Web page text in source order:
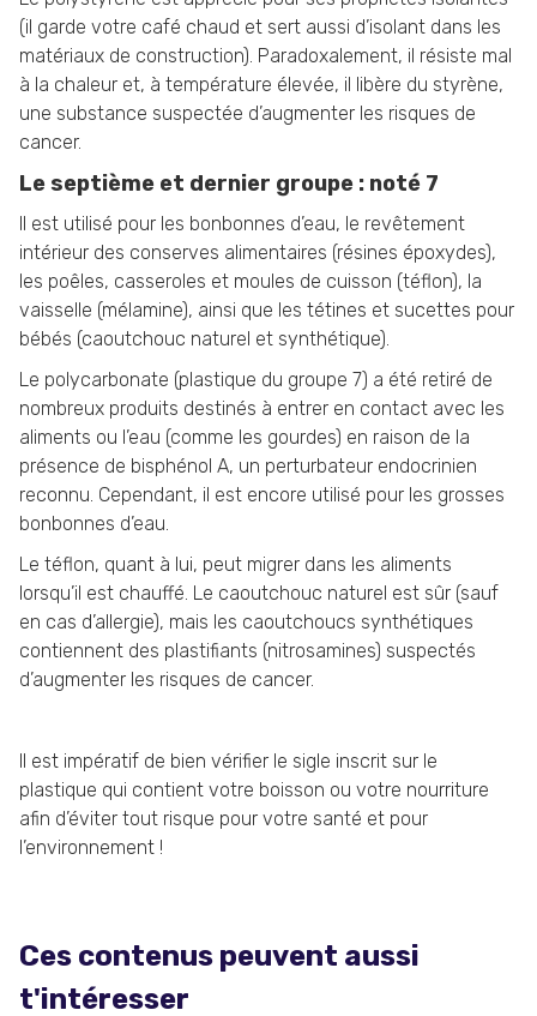
(il garde votre café chaud et sert aussi d’isolant dans les
matériaux de construction). Paradoxalement, il résiste mal
à la chaleur et, à température élevée, il libère du styrène,
une substance suspectée d’augmenter les risques de
cancer.
Le septième et dernier groupe : noté 7
Il est utilisé pour les bonbonnes d’eau, le revêtement
intérieur des conserves alimentaires (résines époxydes),
les poêles, casseroles et moules de cuisson (téflon), la
vaisselle (mélamine), ainsi que les tétines et sucettes pour
bébés (caoutchouc naturel et synthétique).
Le polycarbonate (plastique du groupe 7) a été retiré de
nombreux produits destinés à entrer en contact avec les
aliments ou l’eau (comme les gourdes) en raison de la
présence de bisphénol A, un perturbateur endocrinien
reconnu. Cependant, il est encore utilisé pour les grosses
bonbonnes d’eau.
Le téflon, quant à lui, peut migrer dans les aliments
lorsqu’il est chauffé. Le caoutchouc naturel est sûr (sauf
en cas d’allergie), mais les caoutchoucs synthétiques
contiennent des plastifiants (nitrosamines) suspectés
d’augmenter les risques de cancer.
Il est impératif de bien vérifier le sigle inscrit sur le
plastique qui contient votre boisson ou votre nourriture
afin d’éviter tout risque pour votre santé et pour
l’environnement !
Ces contenus peuvent aussi
t'intéresser